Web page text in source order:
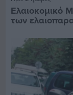
Ελαιοκομικό
των